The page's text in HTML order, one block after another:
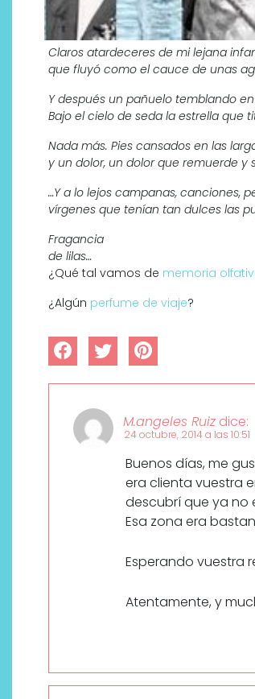
Claros atardeceres de mi lejana
que fluyó como el cauce de unas
Y después un pañuelo temblando
Bajo el cielo de seda la estrella que
Nada más. Pies cansados en las
y un dolor, un dolor que remuerde y
…Y a lo lejos campanas, canciones,
vírgenes que tenían tan dulces las
Fragancia
de lilas…
¿Qué tal vamos de memoria
¿Algún perfume de viaje?
M.angeles Ruiz dice:
24 octubre, 2014 a las 10:51
Buenos días, me
era clienta vuestra
descubrí que ya no
Esa zona era
Esperando vuestra
Atentamente, y